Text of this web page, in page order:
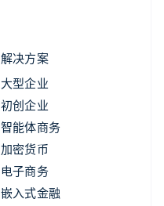
解决方案
大型企业
初创企业
智能体商务
加密货币
电子商务
嵌入式金融